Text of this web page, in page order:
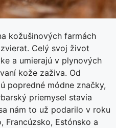
kožušinových farmách
Celý svoj život
a umierajú v plynových
kože zaživa. Od
popredné módne značky,
priemysel stavia
nám to už podarilo v roku
Francúzsko, Estónsko a